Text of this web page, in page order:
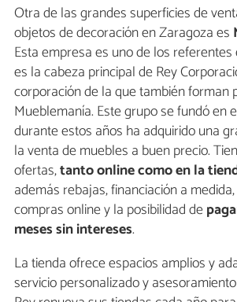
Otra de las grandes superficies de
objetos de decoración en Zaragoza es
Esta empresa es uno de los
es la cabeza principal de Rey
corporación de la que también forman
Mueblemanía. Este grupo se fundó en
durante estos años ha adquirido una
la venta de muebles a buen precio.
ofertas,tanto online como en la
además rebajas, financiación a
compras online y la posibilidad de
meses sin intereses.
La tienda ofrece espacios amplios y
servicio personalizado y